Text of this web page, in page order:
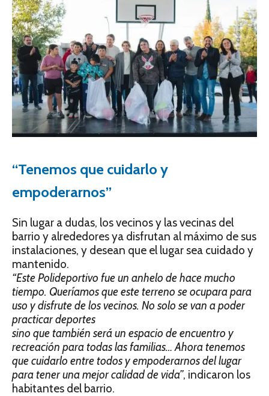
“Tenemos que cuidarlo y
empoderarnos”
Sin lugar a dudas, los vecinos y las vecinas del
barrio y alrededores ya disfrutan al máximo de sus
instalaciones, y desean que el lugar sea cuidado y
mantenido.
“Este Polideportivo fue un anhelo de hace mucho
tiempo. Queríamos que este terreno se ocupara para
uso y disfrute de los vecinos. No solo se van a poder
practicar deportes
sino que también será un espacio de encuentro y
recreación para todas las familias… Ahora tenemos
que cuidarlo entre todos y empoderarnos del lugar
para tener una mejor calidad de vida”, indicaron los
habitantes del barrio.